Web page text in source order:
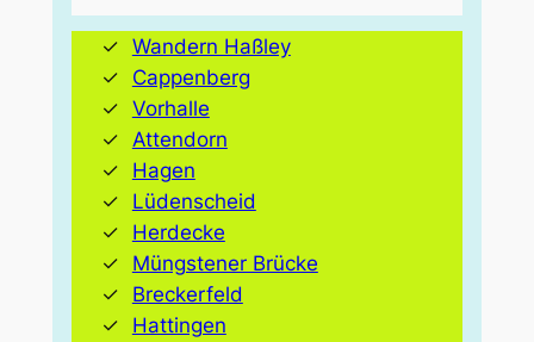
Wandern Haßley
Cappenberg
Vorhalle
Attendorn
Hagen
Lüdenscheid
Herdecke
Müngstener Brücke
Breckerfeld
Hattingen